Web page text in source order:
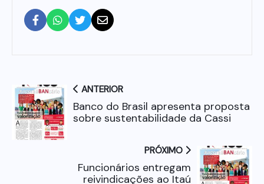
ANTERIOR
Banco do Brasil apresenta proposta
sobre sustentabilidade da Cassi
PRÓXIMO
Funcionários entregam
reivindicações ao Itaú